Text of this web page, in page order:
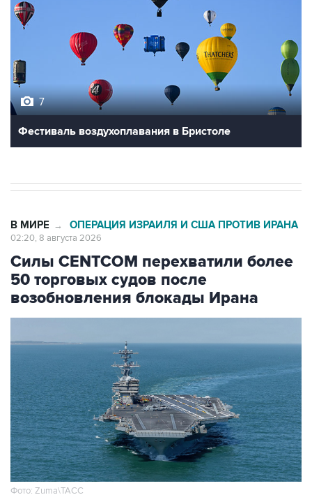
Фестиваль воздухоплавания в Бристоле
Силы CENTCOM перехватили более
50 торговых судов после
возобновления блокады Ирана
Фото: Zuma\ТАСС
Москва. 8 августа. INTERFAX.RU -